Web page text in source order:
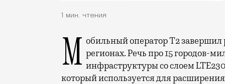
1 мин. чтения
Мобильный оператор Т2 завершил работы по увеличению скорости интернета в регионах. Речь про 15 городов-
инфраструктуры со слоем
который используется для